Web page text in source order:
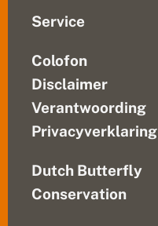
Service
Colofon
Disclaimer
Verantwoording
Privacyverklaring
Dutch Butterfly
Conservation